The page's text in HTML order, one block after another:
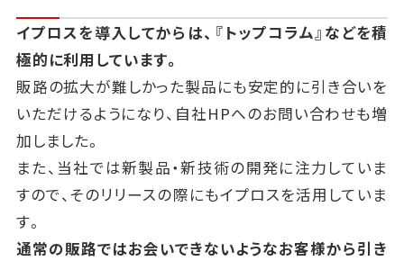
イプロスを導入してからは、『トップコラム』などを積
極的に利用しています。
販路の拡大が難しかった製品にも安定的に引き合いを
いただけるようになり、自社HPへのお問い合わせも増
加しました。
また、当社では新製品・新技術の開発に注力していま
すので、そのリリースの際にもイプロスを活用していま
す。
通常の販路ではお会いできないようなお客様から引き